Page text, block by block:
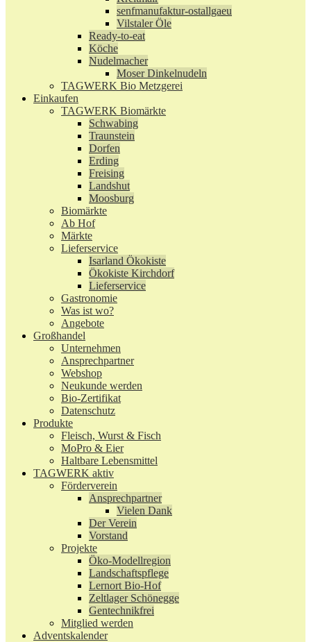
senfmanufaktur-ostallgaeu
Vilstaler Öle
Ready-to-eat
Köche
Nudelmacher
Moser Dinkelnudeln
TAGWERK Bio Metzgerei
Einkaufen
TAGWERK Biomärkte
Schwabing
Traunstein
Dorfen
Erding
Freising
Landshut
Moosburg
Biomärkte
Ab Hof
Märkte
Lieferservice
Isarland Ökokiste
Ökokiste Kirchdorf
Lieferservice
Gastronomie
Was ist wo?
Angebote
Großhandel
Unternehmen
Ansprechpartner
Webshop
Neukunde werden
Bio-Zertifikat
Datenschutz
Produkte
Fleisch, Wurst & Fisch
MoPro & Eier
Haltbare Lebensmittel
TAGWERK aktiv
Förderverein
Ansprechpartner
Vielen Dank
Der Verein
Vorstand
Projekte
Öko-Modellregion
Landschaftspflege
Lernort Bio-Hof
Zeltlager Schönegge
Gentechnikfrei
Mitglied werden
Adventskalender